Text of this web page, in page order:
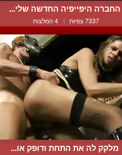
החברה היפייפיה החדשה שלי...
7337 צפיות | 4 המלצות
מלקק לה את התחת ודופק או...